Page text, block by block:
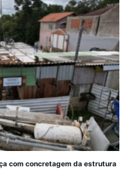
com concretagem da estrutura